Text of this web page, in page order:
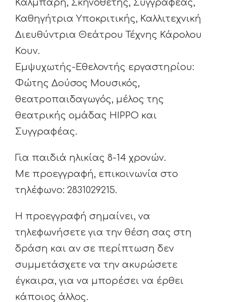
Κάλμπαρη, Σκηνοθέτης, Συγγραφέας,
Καθηγήτρια Υποκριτικής, Καλλιτεχνική
Διευθύντρια Θεάτρου Τέχνης Κάρολου
Κουν.
Εμψυχωτής-Εθελοντής εργαστηρίου:
Φώτης Δούσος Μουσικός,
θεατροπαιδαγωγός, μέλος της
θεατρικής ομάδας HIPPO και
Συγγραφέας.
Για παιδιά ηλικίας 8-14 χρονών.
Με προεγγραφή, επικοινωνία στο
τηλέφωνο: 2831029215.
Η προεγγραφή σημαίνει, να
τηλεφωνήσετε για την θέση σας στη
δράση και αν σε περίπτωση δεν
συμμετάσχετε να την ακυρώσετε
έγκαιρα, για να μπορέσει να έρθει
κάποιος άλλος.